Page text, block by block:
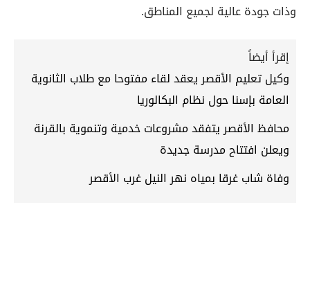
وذات جودة عالية لجميع المناطق.
إقرأ أيضاً
وكيل تعليم الأقصر يعقد لقاء مفتوحا مع طلاب الثانوية
العامة بإسنا حول نظام البكالوريا
محافظ الأقصر يتفقد مشروعات خدمية وتنموية بالقرنة
ويعلن افتتاح مدرسة جديدة
وفاة شاب غرقا بمياه نهر النيل غرب الأقصر